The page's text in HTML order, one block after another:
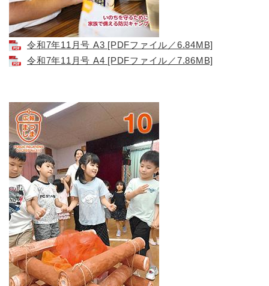
令和7年11月号 A3 [PDFファイル／6.84MB]
令和7年11月号 A4 [PDFファイル／7.86MB]